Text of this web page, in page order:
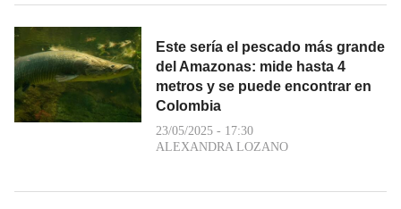
Este sería el pescado más grande
del Amazonas: mide hasta 4
metros y se puede encontrar en
Colombia
23/05/2025 - 17:30
ALEXANDRA LOZANO